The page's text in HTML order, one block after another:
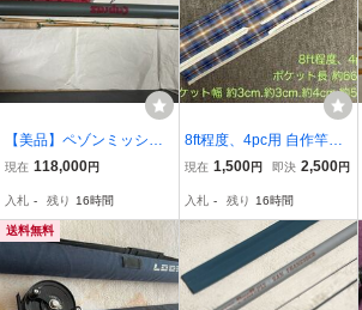
【美品】ペゾンミッシェ
ル PPP フェザーウエイ
２Pc/２Tip 「プロショ
ップサワダ扱い」
現在 118,000円
入札 - 残り 16時間
8ft程度、4pc用 自作竿袋
(チェック2)
現在 1,500円 即決 2,500円
入札 - 残り 16時間
送料無料